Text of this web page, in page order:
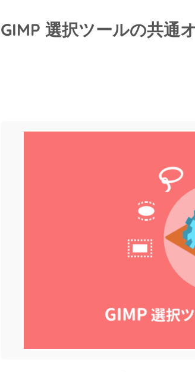
GIMP 選択ツールの共通